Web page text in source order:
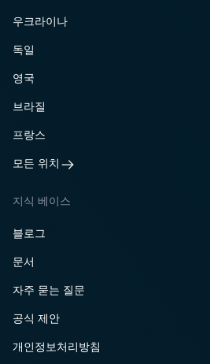
우크라이나
독일
영국
브라질
프랑스
모든 위치
지식 베이스
블로그
문서
자주 묻는 질문
공식 제안
개인정보처리방침